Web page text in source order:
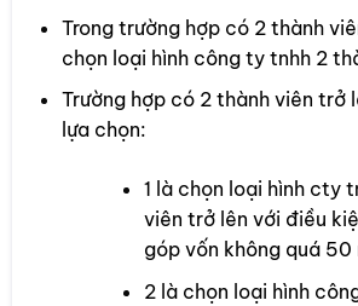
Trong trường hợp có 2 thành
chọn loại hình công ty tnhh 2
Trường hợp có 2 thành viên trở
lựa chọn:
1 là chọn loại hình cty
viên trở lên với điều
góp vốn không quá 50
2 là chọn loại hình